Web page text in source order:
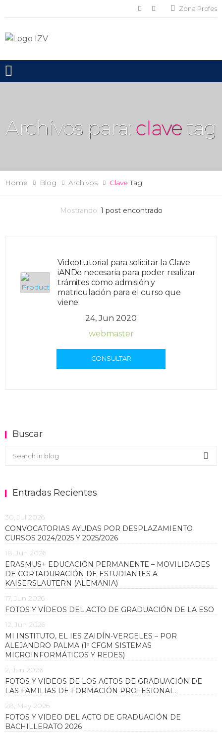
Zona Profes
Toggle mobile menu
Archivos para: clavetag
Home Blog Archivos Clave Tag
Mostrando: 1 post encontrado
Videotutorial para solicitar la Clave
iANDe necesaria para poder realizar
trámites como admisión y
matriculación para el curso que
viene.
24, Jun 2020
webmaster
CONSULTAR
Buscar
Buscar en el blog
Entradas Recientes
30, Jul 2026
CONVOCATORIAS AYUDAS POR DESPLAZAMIENTO
CURSOS 2024/2025 Y 2025/2026
18, Jun 2026
ERASMUS+ EDUCACIÓN PERMANENTE – MOVILIDADES
DE CORTADURACIÓN DE ESTUDIANTES A
KAISERSLAUTERN (ALEMANIA)
17, Jun 2026
FOTOS Y VÍDEOS DEL ACTO DE GRADUACIÓN DE LA ESO
12, Jun 2026
MI INSTITUTO, EL IES ZAIDÍN-VERGELES – POR
ALEJANDRO PALMA (1º CFGM SISTEMAS
MICROINFORMÁTICOS Y REDES)
2, Jun 2026
FOTOS Y VIDEOS DE LOS ACTOS DE GRADUACIÓN DE
LAS FAMILIAS DE FORMACIÓN PROFESIONAL.
28, May 2026
FOTOS Y VIDEO DEL ACTO DE GRADUACIÓN DE
BACHILLERATO 2026